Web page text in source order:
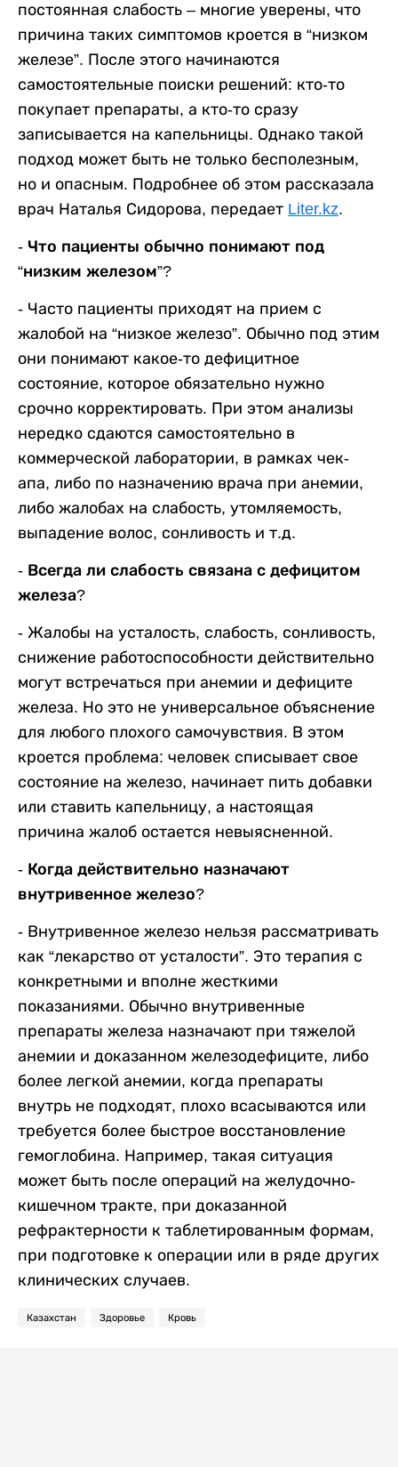
постоянная слабость – многие уверены, что
причина таких симптомов кроется в “низком
железе”. После этого начинаются
самостоятельные поиски решений: кто-то
покупает препараты, а кто-то сразу
записывается на капельницы. Однако такой
подход может быть не только бесполезным,
но и опасным. Подробнее об этом рассказала
врач Наталья Сидорова, передает Liter.kz.
- Что пациенты обычно понимают под
“низким железом”?
- Часто пациенты приходят на прием с
жалобой на “низкое железо”. Обычно под этим
они понимают какое-то дефицитное
состояние, которое обязательно нужно
срочно корректировать. При этом анализы
нередко сдаются самостоятельно в
коммерческой лаборатории, в рамках чек-
апа, либо по назначению врача при анемии,
либо жалобах на слабость, утомляемость,
выпадение волос, сонливость и т.д.
- Всегда ли слабость связана с дефицитом
железа?
- Жалобы на усталость, слабость, сонливость,
снижение работоспособности действительно
могут встречаться при анемии и дефиците
железа. Но это не универсальное объяснение
для любого плохого самочувствия. В этом
кроется проблема: человек списывает свое
состояние на железо, начинает пить добавки
или ставить капельницу, а настоящая
причина жалоб остается невыясненной.
- Когда действительно назначают
внутривенное железо?
- Внутривенное железо нельзя рассматривать
как “лекарство от усталости”. Это терапия с
конкретными и вполне жесткими
показаниями. Обычно внутривенные
препараты железа назначают при тяжелой
анемии и доказанном железодефиците, либо
более легкой анемии, когда препараты
внутрь не подходят, плохо всасываются или
требуется более быстрое восстановление
гемоглобина. Например, такая ситуация
может быть после операций на желудочно-
кишечном тракте, при доказанной
рефрактерности к таблетированным формам,
при подготовке к операции или в ряде других
клинических случаев.
Казахстан Здоровье Кровь